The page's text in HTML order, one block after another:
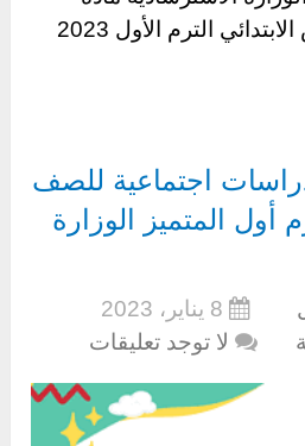
العلوم للصف الخامس الابتدائي الترم الأول 2023
اجتماعية للصف
2023 ترم أول المتميز الوزارة
8 يناير، 2023
لا توجد تعليقات